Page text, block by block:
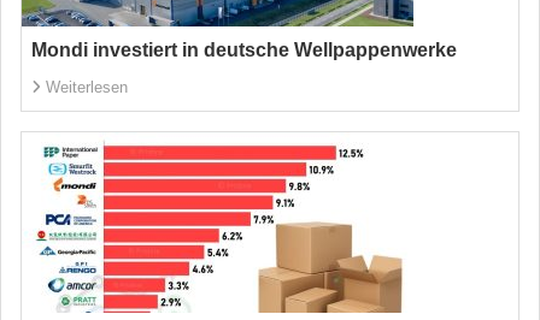
Mondi investiert in deutsche Wellpappenwerke
Weiterlesen